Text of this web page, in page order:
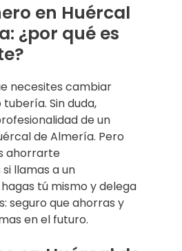
en Huércal
¿por qué es
necesites cambiar
Sin duda,
de un
de Almería. Pero
ahorrarte
llamas a un
tú mismo y delega
seguro que ahorras y
en el futuro.